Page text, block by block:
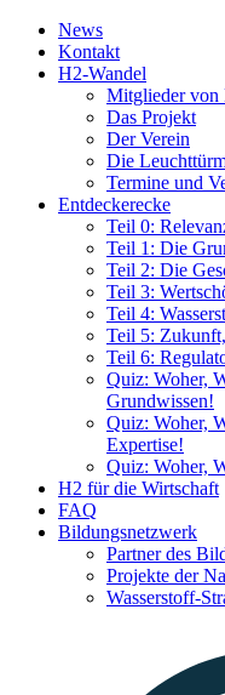
News
Kontakt
H2-Wandel
Mitglieder von
Das Projekt
Der Verein
Die
Termine und
Entdeckerecke
Teil 0:
Teil 1: Die
Teil 2: Die
Teil 3:
Teil 4:
Teil 5:
Teil 6:
Quiz: Woher,
Grundwissen!
Quiz: Woher,
Expertise!
Quiz: Woher,
H2 für die Wirtschaft
FAQ
Bildungsnetzwerk
Partner des
Projekte der
Wasserstoff-